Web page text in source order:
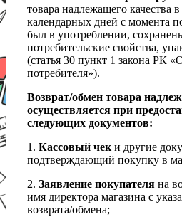
товара надлежащего качества
календарных дней с момента
был в употреблении,
потребительские свойства,
(статья 30 пункт 1 закона РК
потребителя»).
Возврат/обмен товара
осуществляется при
следующих документов:
1. Кассовый чеки другие
подтверждающий покупку в
2. Заявление покупателя на
имя директора магазина с
возврата/обмена;